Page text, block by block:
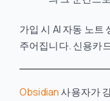
가입 시 AI 자동 노트
주어집니다. 신용카
Obsidian사용자가